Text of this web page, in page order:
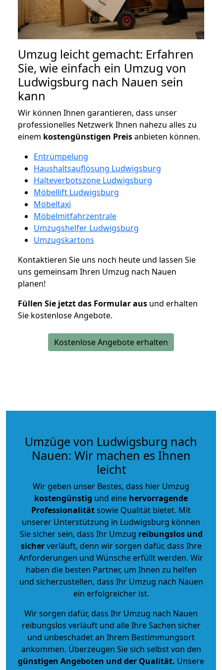
Umzug leicht gemacht: Erfahren
Sie, wie einfach ein Umzug von
Ludwigsburg nach Nauen sein
kann
Wir können Ihnen garantieren, dass unser
professionelles Netzwerk Ihnen nahezu alles zu
einem kostengünstigen Preisanbieten können.
Entrümpelung
Haushaltsauflösung Ludwigsburg
Halteverbotszone Ludwigsburg
Möbellift Ludwigsburg
Möbeltaxi
Möbelmitfahrzentrale
Umzugshelfer Ludwigsburg
Umzugskartons
Kontaktieren Sie uns noch heute und lassen Sie
uns gemeinsam Ihren Umzug nach Nauen
planen!
Füllen Sie jetzt das Formular aus und erhalten
Sie kostenlose Angebote.
Kostenlose Angebote erhalten
Umzüge von Ludwigsburg nach
Nauen: Wir machen es Ihnen
leicht
Wir geben unser Bestes, dass hier Umzug
kostengünstig und eine hervorragende
Professionalitätsowie Qualität bietet. Mit
unserer Unterstützung in Ludwigsburg können
Sie sicher sein, dass Ihr Umzug reibungslos und
sicherverläuft, denn wir sorgen dafür, dass Ihre
Anforderungen und Wünsche erfüllt werden. Wir
haben die besten Partner, um Ihnen zu helfen
und sicherzustellen, dass Ihr Umzug nach Nauen
ein erfolgreicher ist.
Wir sorgen dafür, dass Ihr Umzug nach Nauen
reibungslos verläuft und alle Ihre Sachen sicher
und unbeschadet an Ihrem Bestimmungsort
ankommen. Überzeugen Sie sich selbst von den
günstigen Angeboten und der Qualität. Unsere